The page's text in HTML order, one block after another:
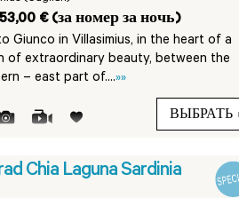
€ (за номер за ночь)
Giunco in Villasimius, in the heart of a
of extraordinary beauty, between the
– east part of....»»
ВЫБРАТЬ
Chia Laguna Sardinia